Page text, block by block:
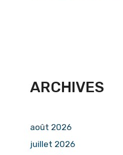
ARCHIVES
août 2026
juillet 2026